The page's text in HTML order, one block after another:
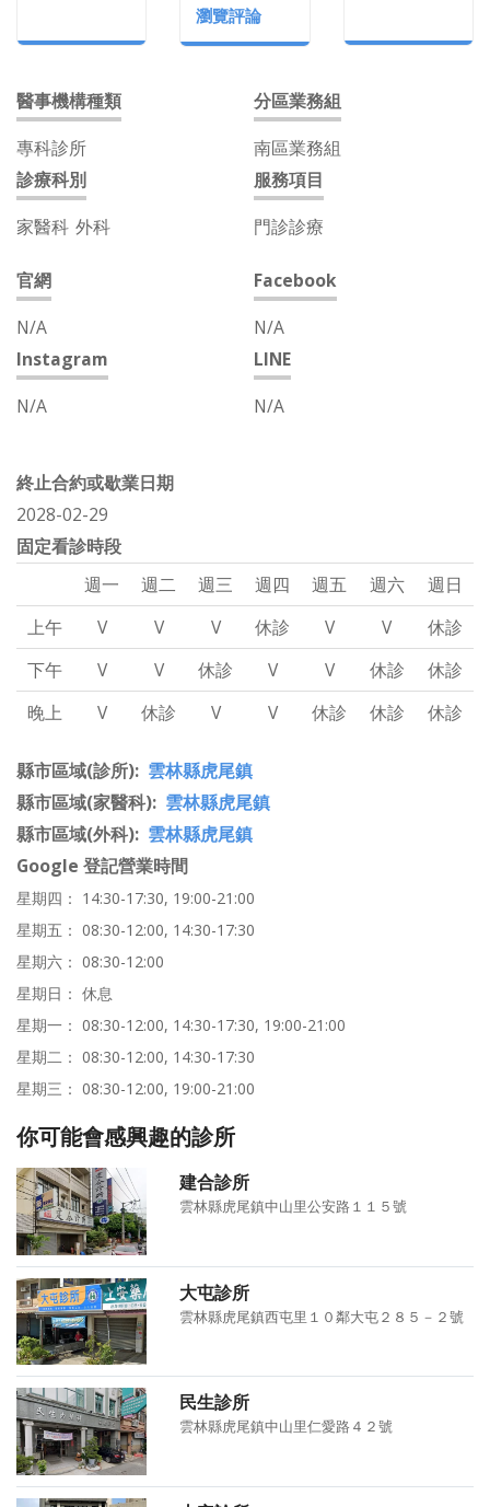
瀏覽評論
醫事機構種類
專科診所
分區業務組
南區業務組
診療科別
家醫科 外科
服務項目
門診診療
官網
N/A
Facebook
N/A
Instagram
N/A
LINE
N/A
終止合約或歇業日期
2028-02-29
固定看診時段
週一
週二 週三 週四 週五 週六
週日
上午
V V V 休診 V V
休診
下午
V V 休診 V V 休診
休診
晚上
V 休診 V V 休診 休診 休診
縣市區域(診所) 雲林縣虎尾鎮
縣市區域(家醫科) 雲林縣虎尾鎮
縣市區域(外科) 雲林縣虎尾鎮
Google 登記營業時間
星期四： 14:30-17:30, 19:00-21:00
星期五： 08:30-12:00, 14:30-17:30
星期六： 08:30-12:00
星期日： 休息
星期一： 08:30-12:00, 14:30-17:30, 19:00-21:00
星期二： 08:30-12:00, 14:30-17:30
星期三： 08:30-12:00, 19:00-21:00
你可能會感興趣的診所
建合診所
雲林縣虎尾鎮中山里公安路１１５號
大屯診所
雲林縣虎尾鎮西屯里１０鄰大屯２８５－２號
民生診所
雲林縣虎尾鎮中山里仁愛路４２號